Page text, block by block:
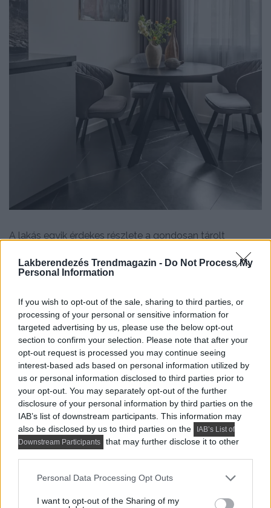
Lakberendezés Trendmagazin - Do Not Process My
Personal Information
If you wish to opt-out of the sale, sharing to third parties, or
processing of your personal or sensitive information for
targeted advertising by us, please use the below opt-out
section to confirm your selection. Please note that after your
opt-out request is processed you may continue seeing
interest-based ads based on personal information utilized by
us or personal information disclosed to third parties prior to
your opt-out. You may separately opt-out of the further
disclosure of your personal information by third parties on the
IAB’s list of downstream participants. This information may
also be disclosed by us to third parties on the
IAB’s List of
Downstream Participants
that may further disclose it to other
Please note that this website/app uses one or more Google
not limited to your visit or usage behaviour. You may click to
Personal Data Processing Opt Outs
I want to opt-out of the Sharing of my
A lakás egyik érdekes részlete a gondosan tárolt
italgyűjtemény. A család ugyan nem fogyasztja ezeket
rendszeresen, a gyűjtemény mégis fontos személyes
A konyhában két borhűtő kapott helyet: az egyik a
szigetbe építve, a másik a nappalihoz közelebb eső
zónában. Emellett a dolgozószobában is kialakítottak
egy tárolórészt, ahol a polcrendszer világítással és
megfelelő klimatikus körülményekkel támogatja a
gyűjtemény elhelyezését.